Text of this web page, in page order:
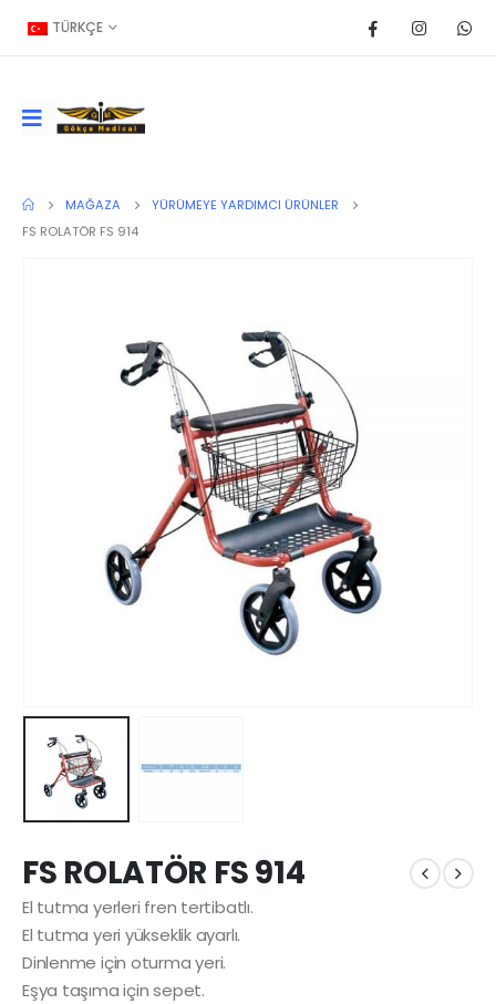
TÜRKÇE
MAĞAZA
YÜRÜMEYE YARDIMCI ÜRÜNLER
FS ROLATÖR FS 914
FS ROLATÖR FS 914
El tutma yerleri fren tertibatlı.
El tutma yeri yükseklik ayarlı.
Dinlenme için oturma yeri.
Eşya taşıma için sepet.